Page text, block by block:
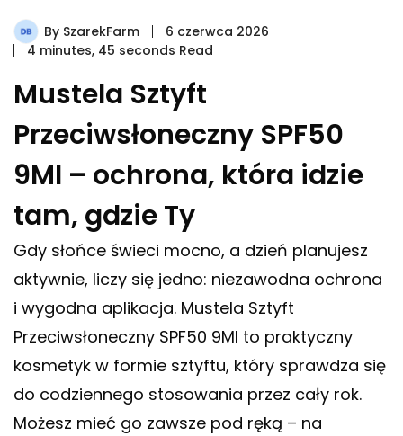
By SzarekFarm
6 czerwca 2026
4 minutes, 45 seconds Read
Mustela Sztyft
Przeciwsłoneczny SPF50
9Ml – ochrona, która idzie
tam, gdzie Ty
Gdy słońce świeci mocno, a dzień planujesz
aktywnie, liczy się jedno: niezawodna ochrona
i wygodna aplikacja. Mustela Sztyft
Przeciwsłoneczny SPF50 9Ml to praktyczny
kosmetyk w formie sztyftu, który sprawdza się
do codziennego stosowania przez cały rok.
Możesz mieć go zawsze pod ręką – na